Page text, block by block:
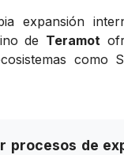
expansión
de Teramot
como
procesos de